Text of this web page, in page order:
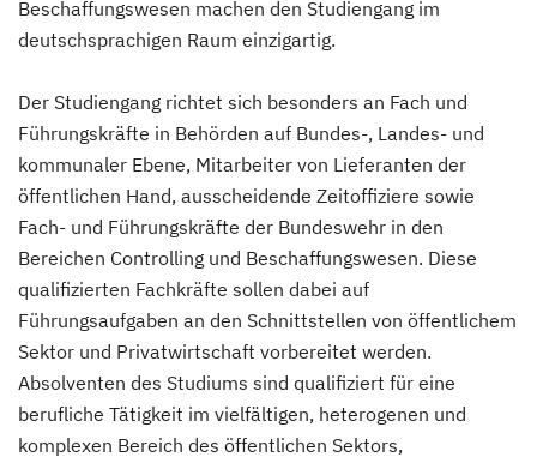
Beschaffungswesen machen den Studiengang im
deutschsprachigen Raum einzigartig.
Der Studiengang richtet sich besonders an Fach und
Führungskräfte in Behörden auf Bundes-, Landes- und
kommunaler Ebene, Mitarbeiter von Lieferanten der
öffentlichen Hand, ausscheidende Zeitoffiziere sowie
Fach- und Führungskräfte der Bundeswehr in den
Bereichen Controlling und Beschaffungswesen. Diese
qualifizierten Fachkräfte sollen dabei auf
Führungsaufgaben an den Schnittstellen von öffentlichem
Sektor und Privatwirtschaft vorbereitet werden.
Absolventen des Studiums sind qualifiziert für eine
berufliche Tätigkeit im vielfältigen, heterogenen und
komplexen Bereich des öffentlichen Sektors,